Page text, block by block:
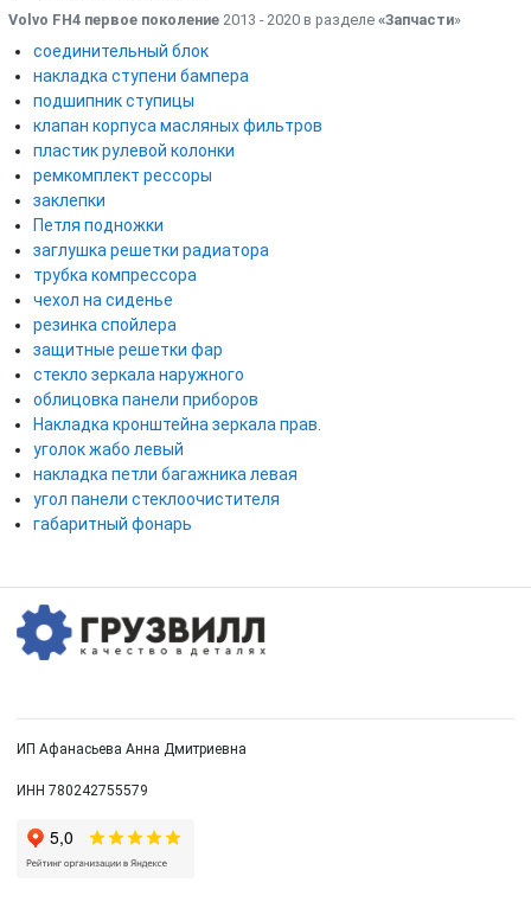
Volvo FH4 первое поколение 2013 - 2020 в разделе «Запчасти»
соединительный блок
накладка ступени бампера
подшипник ступицы
клапан корпуса масляных фильтров
пластик рулевой колонки
ремкомплект рессоры
заклепки
Петля подножки
заглушка решетки радиатора
трубка компрессора
чехол на сиденье
резинка спойлера
защитные решетки фар
стекло зеркала наружного
облицовка панели приборов
Накладка кронштейна зеркала прав.
уголок жабо левый
накладка петли багажника левая
угол панели стеклоочистителя
габаритный фонарь
ИП Афанасьева Анна Дмитриевна
ИНН 780242755579